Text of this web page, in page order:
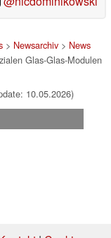
> Newsarchiv> News
Glas-Glas-Modulen
10.05.2026)